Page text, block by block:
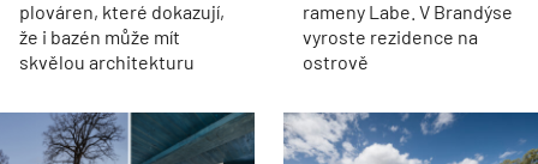
plováren, které dokazují,
že i bazén může mít
skvělou architekturu
rameny Labe. V Brandýse
vyroste rezidence na
ostrově